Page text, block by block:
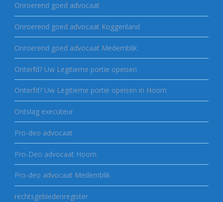
Onroerend goed advocaat
Onroerend goed advocaat Koggenland
Onroerend goed advocaat Medemblik
Onterfd? Uw Legitieme portie opeisen
Onterfd? Uw Legitieme portie opeisen in Hoorn
Ontslag executeur
Pro-deo advocaat
Pro-Deo advocaat Hoorn
Pro-deo advocaat Medemblik
rechtsgebiedenregister